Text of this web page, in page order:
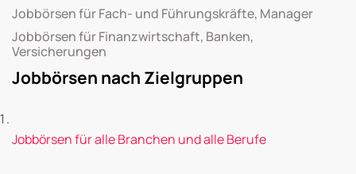
Jobbörsen für Fach- und Führungskräfte, Manager
Jobbörsen für Finanzwirtschaft, Banken,
Versicherungen
Jobbörsen nach Zielgruppen
Jobbörsen für alle Branchen und alle Berufe